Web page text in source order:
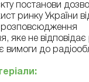
постанови
ринку України
розповсюдження
яке не відповідає
вимоги до